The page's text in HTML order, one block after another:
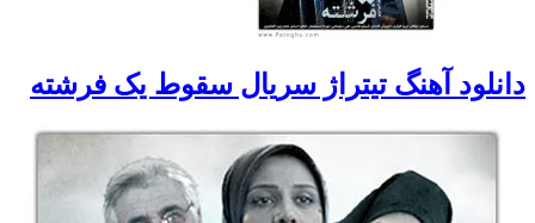
دانلود آهنگ تیتراژ سریال سقوط یک فرشته